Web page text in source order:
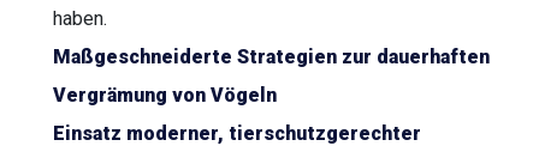
haben.
Maßgeschneiderte Strategien zur dauerhaften
Vergrämung von Vögeln
Einsatz moderner, tierschutzgerechter